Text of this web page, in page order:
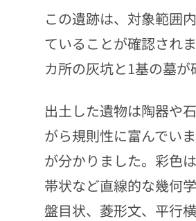
この遺跡は、対象範囲
ていることが確認され
カ所の灰坑と1基の墓が
出土した遺物は陶器や
がら規則性に富んでい
が分かりました。彩色
帯状など直線的な幾何
盤目状、菱形文、平行